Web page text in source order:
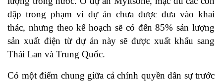
đập trong phạm vi dự án chưa được đưa vào khai
thác, nhưng theo kế hoạch sẽ có đến 85% sản lượng
sản xuất điện từ dự án này sẽ được xuất khẩu sang
Thái Lan và Trung Quốc.
Có một điểm chung giữa cả chính quyền dân sự trước